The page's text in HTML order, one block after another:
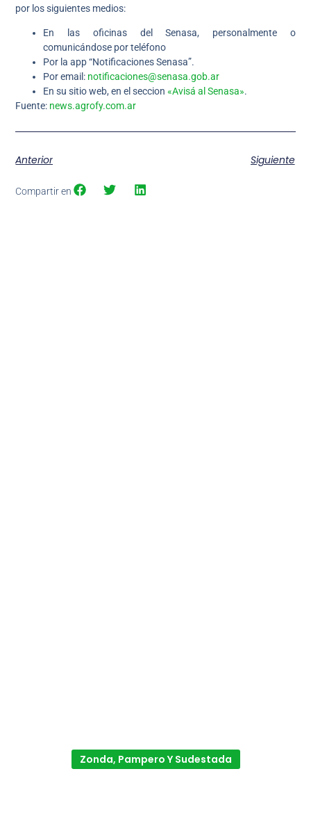
por los siguientes medios:
En las oficinas del Senasa, personalmente o
comunicándose por teléfono
Por la app “Notificaciones Senasa”.
Por email: notificaciones@senasa.gob.ar
En su sitio web, en el seccion«Avisá al Senasa».
Fuente: news.agrofy.com.ar
Anterior Siguiente
Compartir en
Zonda, Pampero Y Sudestada